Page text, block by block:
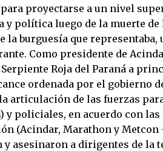
proyectarse a un nivel
y política luego de la muerte
la burguesía que
Como presidente de
Roja del Paraná a
ordenada por el gobierno
articulación de las fuerzas
y policiales, en acuerdo con
(Acindar, Marathon y Metcon
asesinaron a dirigentes de la